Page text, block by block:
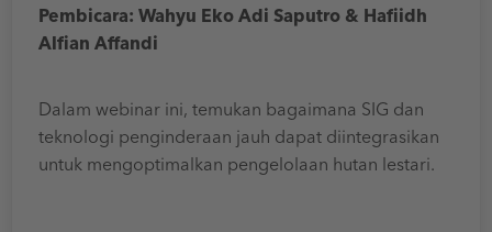
Pembicara: Wahyu Eko Adi Saputro & Hafiidh
Alfian Affandi
Dalam webinar ini, temukan bagaimana SIG dan
teknologi penginderaan jauh dapat diintegrasikan
untuk mengoptimalkan pengelolaan hutan lestari.